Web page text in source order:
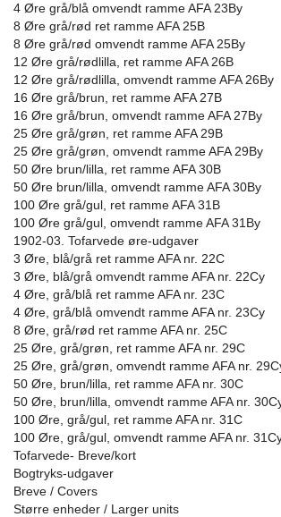
4 Øre grå/blå omvendt ramme AFA 23By
8 Øre grå/rød ret ramme AFA 25B
8 Øre grå/rød omvendt ramme AFA 25By
12 Øre grå/rødlilla, ret ramme AFA 26B
12 Øre grå/rødlilla, omvendt ramme AFA 26By
16 Øre grå/brun, ret ramme AFA 27B
16 Øre grå/brun, omvendt ramme AFA 27By
25 Øre grå/grøn, ret ramme AFA 29B
25 Øre grå/grøn, omvendt ramme AFA 29By
50 Øre brun/lilla, ret ramme AFA 30B
50 Øre brun/lilla, omvendt ramme AFA 30By
100 Øre grå/gul, ret ramme AFA 31B
100 Øre grå/gul, omvendt ramme AFA 31By
1902-03. Tofarvede øre-udgaver
3 Øre, blå/grå ret ramme AFA nr. 22C
3 Øre, blå/grå omvendt ramme AFA nr. 22Cy
4 Øre, grå/blå ret ramme AFA nr. 23C
4 Øre, grå/blå omvendt ramme AFA nr. 23Cy
8 Øre, grå/rød ret ramme AFA nr. 25C
25 Øre, grå/grøn, ret ramme AFA nr. 29C
25 Øre, grå/grøn, omvendt ramme AFA nr.
50 Øre, brun/lilla, ret ramme AFA nr. 30C
50 Øre, brun/lilla, omvendt ramme AFA nr.
100 Øre, grå/gul, ret ramme AFA nr. 31C
100 Øre, grå/gul, omvendt ramme AFA nr.
Tofarvede- Breve/kort
Bogtryks-udgaver
Breve / Covers
Større enheder / Larger units